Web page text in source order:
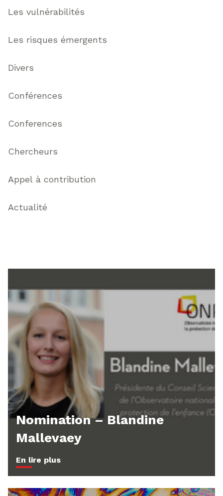
Les vulnérabilités
Les risques émergents
Divers
Conférences
Conferences
Chercheurs
Appel à contribution
Actualité
Nomination – Blandine
Mallevaey
En lire plus